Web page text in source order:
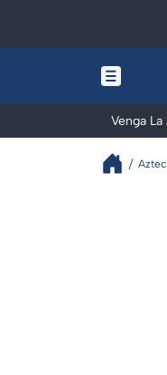
Venga La